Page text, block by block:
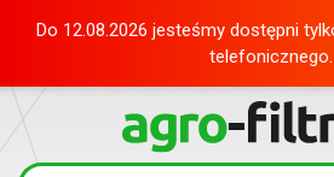
Do 12.08.2026 jesteśmy dostępni
telefonicznego.